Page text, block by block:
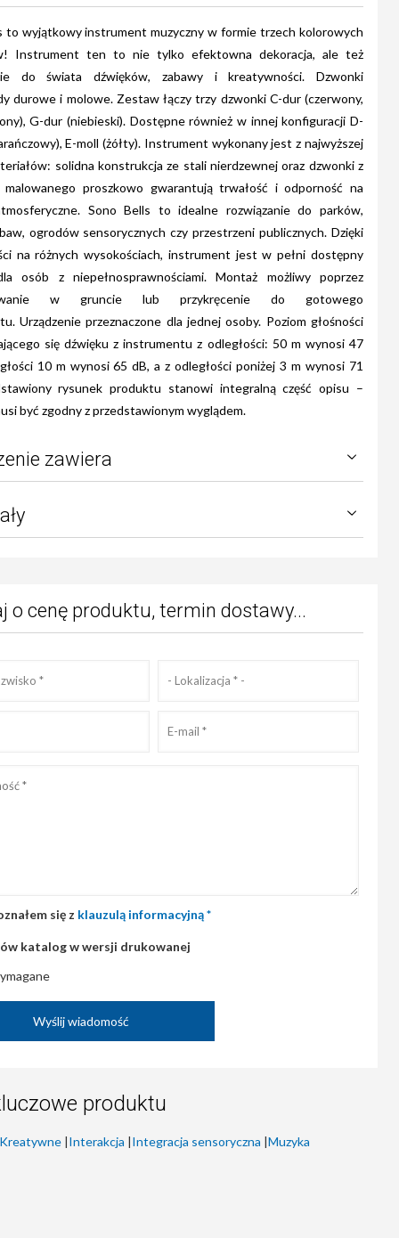
to wyjątkowy instrument muzyczny w formie trzech kolorowych
Instrument ten to nie tylko efektowna dekoracja, ale też
do świata dźwięków, zabawy i kreatywności. Dzwonki
durowe i molowe. Zestaw łączy trzy dzwonki C-dur (czerwony,
G-dur (niebieski). Dostępne również w innej konfiguracji D-
E-moll (żółty). Instrument wykonany jest z najwyższej
solidna konstrukcja ze stali nierdzewnej oraz dzwonki z
malowanego proszkowo gwarantują trwałość i odporność na
Sono Bells to idealne rozwiązanie do parków,
ogrodów sensorycznych czy przestrzeni publicznych. Dzięki
na różnych wysokościach, instrument jest w pełni dostępny
osób z niepełnosprawnościami. Montaż możliwy poprzez
w gruncie lub przykręcenie do gotowego
Urządzenie przeznaczone dla jednej osoby. Poziom głośności
się dźwięku z instrumentu z odległości: 50 m wynosi 47
10 m wynosi 65 dB, a z odległości poniżej 3 m wynosi 71
rysunek produktu stanowi integralną część opisu –
być zgodny z przedstawionym wyglądem.
zawiera
o cenę produktu, termin dostawy...
się z klauzulą informacyjną *
katalog w wersji drukowanej
produktu
|Interakcja |Integracja sensoryczna |Muzyka